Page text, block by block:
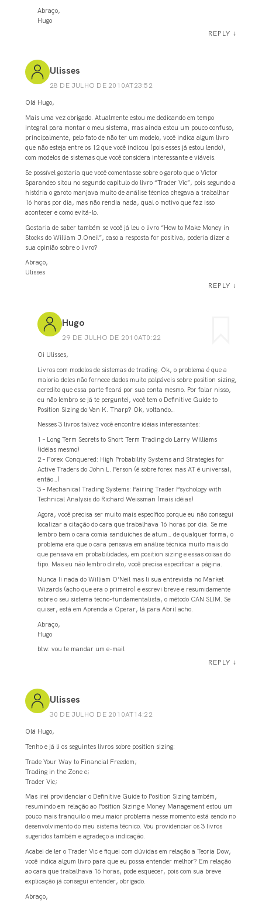
Abraço,
Hugo
REPLY ↓
Ulisses
28 DE JULHO DE 2010AT23:52
Olá Hugo,
Mais uma vez obrigado. Atualmente estou me dedicando em tempo
integral para montar o meu sistema, mas ainda estou um pouco confuso,
principalmente, pelo fato de não ter um modelo, você indica algum livro
que não esteja entre os 12 que você indicou (pois esses já estou lendo),
com modelos de sistemas que você considera interessante e viáveis.
Se possível gostaria que você comentasse sobre o garoto que o Victor
Sparandeo sitou no segundo capitulo do livro “Trader Vic”, pois segundo a
história o garoto manjava muito de análise técnica chegava a trabalhar
16 horas por dia, mas não rendia nada, qual o motivo que faz isso
acontecer e como evitá-lo.
Gostaria de saber também se você já leu o livro “How to Make Money in
Stocks do William J.Oneil”, caso a resposta for positiva, poderia dizer a
sua opinião sobre o livro?
Abraço,
Ulisses
REPLY ↓
Hugo
29 DE JULHO DE 2010AT0:22
Oi Ulisses,
Livros com modelos de sistemas de trading. Ok, o problema é que a
maioria deles não fornece dados muito palpáveis sobre position sizing,
acredito que essa parte ficará por sua conta mesmo. Por falar nisso,
eu não lembro se já te perguntei, você tem o Definitive Guide to
Position Sizing do Van K. Tharp? Ok, voltando…
Nesses 3 livros talvez você encontre idéias interessantes:
1 – Long Term Secrets to Short Term Trading do Larry Williams
(idéias mesmo)
2 – Forex Conquered: High Probability Systems and Strategies for
Active Traders do John L. Person (é sobre forex mas AT é universal,
então…)
3 – Mechanical Trading Systems: Pairing Trader Psychology with
Technical Analysis do Richard Weissman (mais idéias)
Agora, você precisa ser muito mais específico porque eu não consegui
localizar a citação do cara que trabalhava 16 horas por dia. Se me
lembro bem o cara comia sanduíches de atum… de qualquer forma, o
problema era que o cara pensava em análise técnica muito mais do
que pensava em probabilidades, em position sizing e essas coisas do
tipo. Mas eu não lembro direto, você precisa especificar a página.
Nunca li nada do William O’Neil mas li sua entrevista no Market
Wizards (acho que era o primeiro) e escrevi breve e resumidamente
sobre o seu sistema tecno-fundamentalista, o método CAN SLIM. Se
quiser, está em Aprenda a Operar, lá para Abril acho.
Abraço,
Hugo
btw: vou te mandar um e-mail
REPLY ↓
Ulisses
30 DE JULHO DE 2010AT14:22
Olá Hugo,
Tenho e já li os seguintes livros sobre position sizing:
Trade Your Way to Financial Freedom;
Trading in the Zone e;
Trader Vic;
Mas irei providenciar o Definitive Guide to Position Sizing também,
resumindo em relação ao Position Sizing e Money Management estou um
pouco mais tranquilo o meu maior problema nesse momento está sendo no
desenvolvimento do meu sistema técnico. Vou providenciar os 3 livros
sugeridos também e agradeço a indicação.
Acabei de ler o Trader Vic e fiquei com dúvidas em relação a Teoria Dow,
você indica algum livro para que eu possa entender melhor? Em relação
ao cara que trabalhava 16 horas, pode esquecer, pois com sua breve
explicação já consegui entender, obrigado.
Abraço,